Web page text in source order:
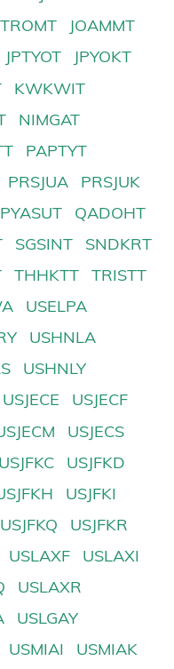
JOAMMT
JPTYOT
JPYOKT
KWKWIT
NIMGAT
PAPTYT
PRSJUA
PRSJUK
PYASUT
QADOHT
SGSINT
SNDKRT
THHKTT
TRISTT
USELPA
USHNLA
USHNLY
USJECE
USJECF
USJECS
USJFKC
USJFKD
USJFKI
USJFKQ
USJFKR
USLAXF
USLAXI
USLAXR
USLGAY
USMIAI
USMIAK